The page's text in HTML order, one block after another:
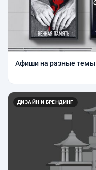
Афиши на разные темы
ДИЗАЙН И БРЕНДИНГ